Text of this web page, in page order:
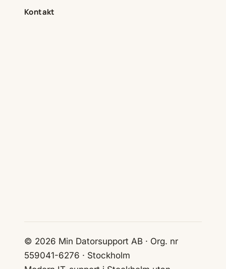
Kontakt
© 2026 Min Datorsupport AB · Org. nr
559041-6276 · Stockholm